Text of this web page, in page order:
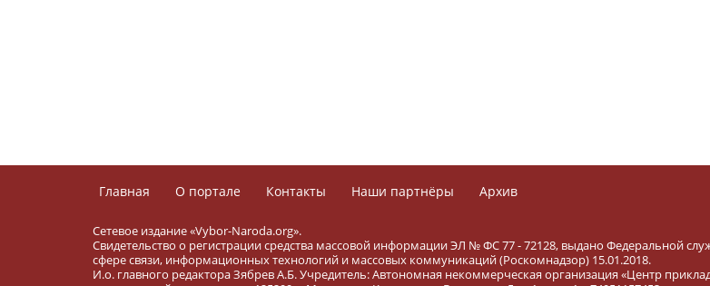
Главная О портале Контакты Наши партнёры Архив
Сетевое издание «Vybor-Naroda.org».
Свидетельство о регистрации средства массовой информации ЭЛ № ФС 77 - 72128, выдано Федеральной
сфере связи, информационных технологий и массовых коммуникаций (Роскомнадзор) 15.01.2018.
И.о. главного редактора Зябрев А.Б. Учредитель: Автономная некоммерческая организация «Центр